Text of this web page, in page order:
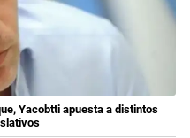
Yacobtti apuesta a distintos